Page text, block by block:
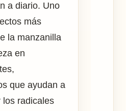
a diario. Uno
más
la manzanilla
en
que ayudan a
los radicales